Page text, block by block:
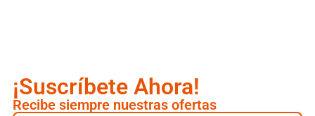
¡Suscríbete Ahora!
Recibe siempre nuestras ofertas